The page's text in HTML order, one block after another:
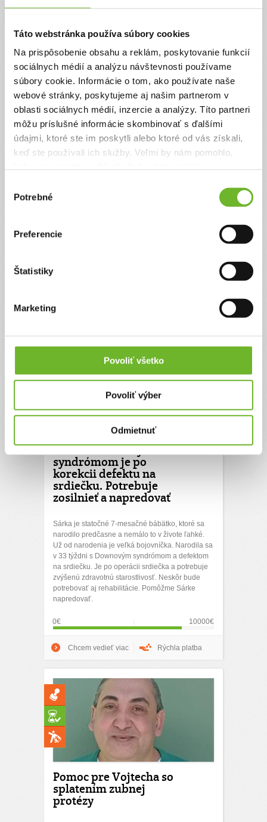
Táto webstránka používa súbory cookies
Na prispôsobenie obsahu a reklám, poskytovanie funkcií
sociálnych médií a analýzu návštevnosti používame
súbory cookie. Informácie o tom, ako používate naše
webové stránky, poskytujeme aj našim partnerom v
oblasti sociálnych médií, inzercie a analýzy. Títo partneri
môžu príslušné informácie skombinovať s ďalšími
údajmi, ktoré ste im poskytli alebo ktoré od vás získali,
keď ste používali ich služby. Veľmi by nám pomohlo,
súhlasu
Potrebné
Preferencie
Štatistiky
Marketing
Povoliť všetko
Povoliť výber
Odmietnuť
Pomôžme slobodnej
mame, ktorá je
onkologický pacient, so
zdravotnou
starostlivosťou pre seba
a syna
udržať nový domov a ona mohla pokojne
pokračovať v liečbe pre seba a zároveň
náročnej situácii.
Sárka s Downovým
syndrómom je po
korekcii defektu na
srdiečku. Potrebuje
zosilnieť a napredovať
Sárka je statočné 7-mesačné bábätko, ktoré sa
narodilo predčasne a nemálo to v živote ľahké.
Už od narodenia je veľká bojovníčka. Narodila sa
v 33 týždni s Downovým syndrómom a defektom
na srdiečku. Je po operácii srdiečka a potrebuje
zvýšenú zdravotnú starostlivosť. Neskôr bude
potrebovať aj rehabilitácie. Pomôžme Sárke
napredovať.
0€ 10000€
Chcem vedieť viac Rýchla platba
Pomoc pre Vojtecha so
splatením zubnej
protézy